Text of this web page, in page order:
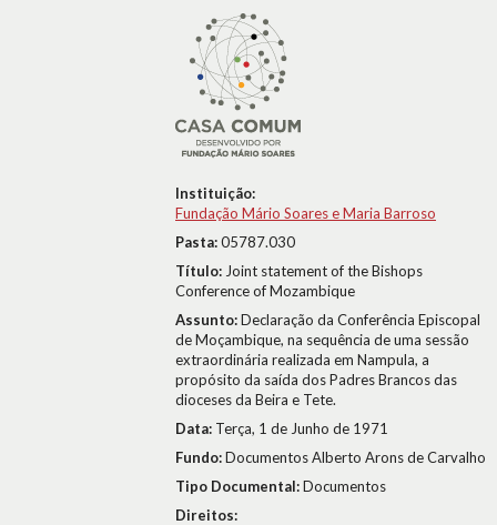
Instituição:
Fundação Mário Soares e Maria Barroso
Pasta:05787.030
Título: Joint statement of the Bishops
Conference of Mozambique
Assunto:Declaração da Conferência Episcopal
de Moçambique, na sequência de uma sessão
extraordinária realizada em Nampula, a
propósito da saída dos Padres Brancos das
dioceses da Beira e Tete.
Data: Terça, 1 de Junho de 1971
Fundo:Documentos Alberto Arons de Carvalho
Tipo Documental:Documentos
Direitos: